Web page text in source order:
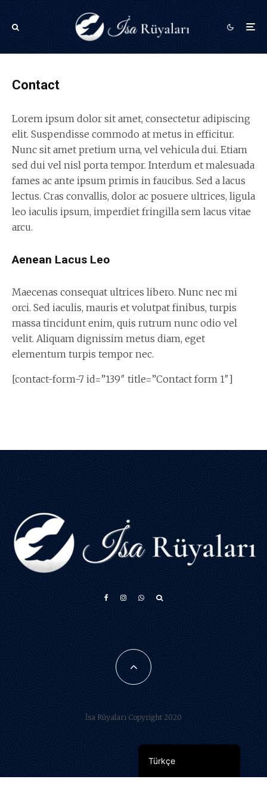
Contact
Lorem ipsum dolor sit amet, consectetur adipiscing
elit. Suspendisse commodo at metus in efficitur.
Nunc sit amet pretium urna, vel vehicula dui. Etiam
sed dui vel nisl porta tempor. Interdum et malesuada
fames ac ante ipsum primis in faucibus. Sed a lacus
lectus. Cras convallis, dolor ac posuere ultrices, ligula
leo iaculis ipsum, imperdiet fringilla sem lacus vitae
arcu.
Aenean Lacus Leo
Maecenas consequat ultrices libero. Nunc nec mi
orci. Sed iaculis, mauris et volutpat finibus, turpis
massa tincidunt enim, quis rutrum nunc odio vel
velit. Aliquam dignissim metus diam, eget
elementum turpis tempor nec.
[contact-form-7 id=”139″ title=”Contact form 1″]
İsa Rüyaları Copyright 2020
Türkçe
العربية
فارسی
አማርኛ